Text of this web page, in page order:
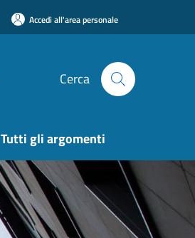
Accedi all'area personale
Cerca
Tutti gli argomenti